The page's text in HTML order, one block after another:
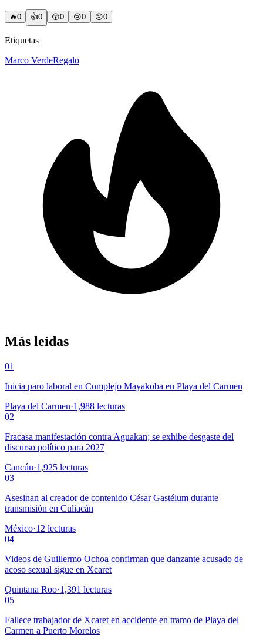
🔥0 👍0 😲0 😢0 😠0
Etiquetas
Marco VerdeRegalo
Más leídas
01
Inicia paro laboral en Complejo Mayakoba en Playa del Carmen
Playa del Carmen·1,988 lecturas
02
Fracasa manifestación contra Aguakan; se exhibe desgaste del
discurso político para 2027
Cancún·1,925 lecturas
03
Asesinan al creador de contenido César Gastélum durante
transmisión en Culiacán
México·12 lecturas
04
Videos de Guillermo Ochoa confirman que danzante acusado de
acoso sexual sigue en Xcaret
Quintana Roo·1,391 lecturas
05
Fallece trabajador de Xcaret en accidente en tramo de Playa del
Carmen a Puerto Morelos